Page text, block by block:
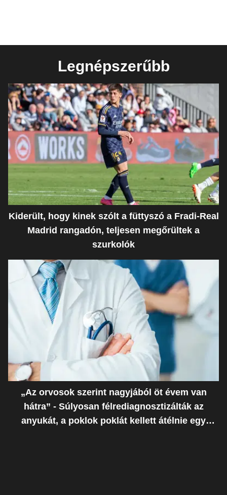
Legnépszerűbb
Kiderült, hogy kinek szólt a füttyszó a Fradi-Real
Madrid rangadón, teljesen megőrültek a
szurkolók
„Az orvosok szerint nagyjából öt évem van
hátra” - Súlyosan félrediagnosztizálták az
anyukát, a poklok poklát kellett átélnie egy